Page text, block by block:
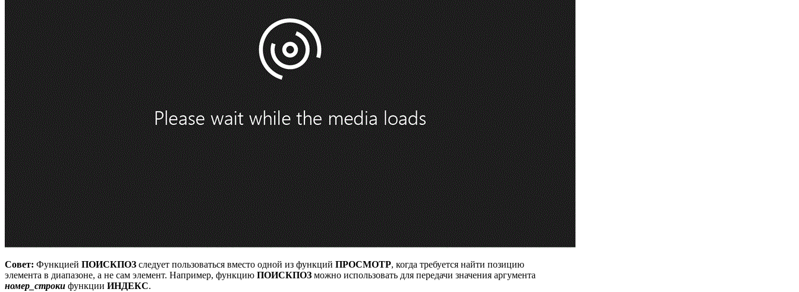
Совет: Функцией ПОИСКПОЗ следует пользоваться вместо одной из функций ПРОСМОТР, когда требуется найти позицию
элемента в диапазоне, а не сам элемент. Например, функцию ПОИСКПОЗ можно использовать для передачи значения аргумента
номер_строки функции ИНДЕКС.